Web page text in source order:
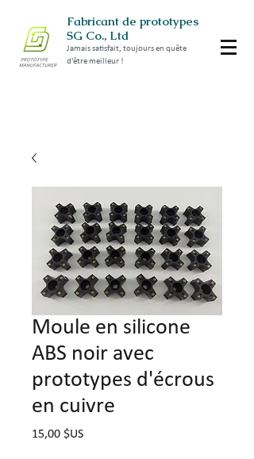
Fabricant de prototypes
SG Co., Ltd
Jamais satisfait, toujours en quête
d'être meilleur !
Moule en silicone
ABS noir avec
prototypes d'écrous
en cuivre
15,00 $USPrix